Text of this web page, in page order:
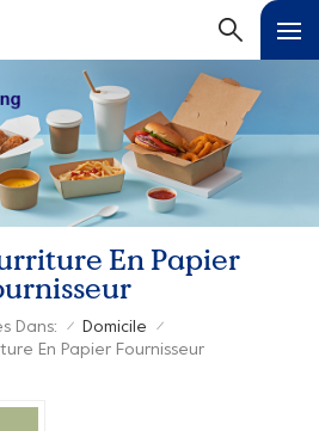
En Papier
Dans: / Domicile /
En Papier Fournisseur